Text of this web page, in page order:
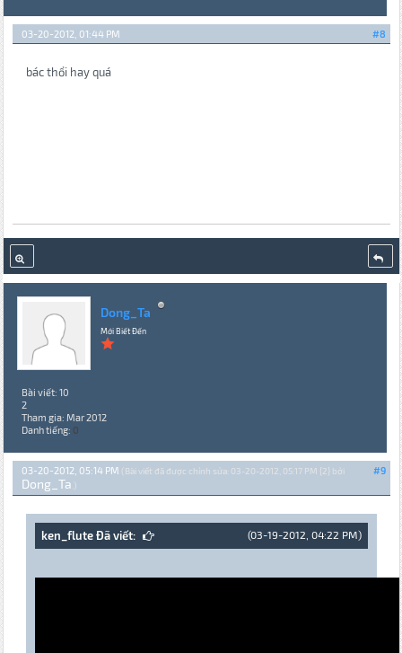
#8
03-20-2012, 01:44 PM
bác thổi hay quá
Dong_Ta
Mới Biết Đến
Bài viết: 10
2
Tham gia: Mar 2012
Danh tiếng: 0
#9
03-20-2012, 05:14 PM (Bài viết đã được chỉnh sửa: 03-20-2012, 05:17 PM {2} bởi
Dong_Ta .)
(03-19-2012, 04:22 PM)
ken_flute Đã viết: